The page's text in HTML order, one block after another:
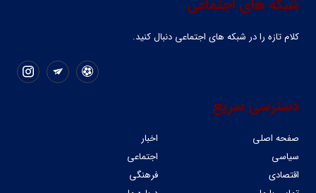
کلام تازه را در شبکه ‌های اجتماعی دنبال کنید.
دسترسی سریع
صفحه اصلی
اخبار
سیاسی
اجتماعی
اقتصادی
فرهنگی